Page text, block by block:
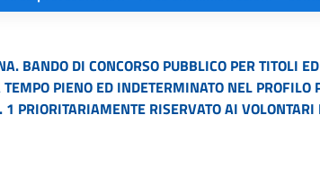
BANDO DI CONCORSO PUBBLICO PER TITOLI
PIENO ED INDETERMINATO NEL
PRIORITARIAMENTE RISERVATO AI